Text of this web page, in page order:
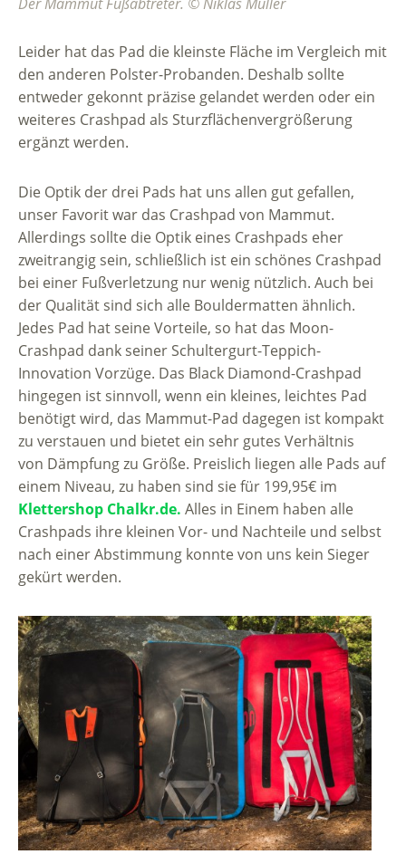
Leider hat das Pad die kleinste Fläche im Vergleich mit
den anderen Polster-Probanden. Deshalb sollte
entweder gekonnt präzise gelandet werden oder ein
weiteres Crashpad als Sturzflächenvergrößerung
ergänzt werden.
Die Optik der drei Pads hat uns allen gut gefallen,
unser Favorit war das Crashpad von Mammut.
Allerdings sollte die Optik eines Crashpads eher
zweitrangig sein, schließlich ist ein schönes Crashpad
bei einer Fußverletzung nur wenig nützlich. Auch bei
der Qualität sind sich alle Bouldermatten ähnlich.
Jedes Pad hat seine Vorteile, so hat das Moon-
Crashpad dank seiner Schultergurt-Teppich-
Innovation Vorzüge. Das Black Diamond-Crashpad
hingegen ist sinnvoll, wenn ein kleines, leichtes Pad
benötigt wird, das Mammut-Pad dagegen ist kompakt
zu verstauen und bietet ein sehr gutes Verhältnis
von Dämpfung zu Größe. Preislich liegen alle Pads auf
einem Niveau, zu haben sind sie für 199,95€ im
Klettershop Chalkr.de. Alles in Einem haben alle
Crashpads ihre kleinen Vor- und Nachteile und selbst
nach einer Abstimmung konnte von uns kein Sieger
gekürt werden.